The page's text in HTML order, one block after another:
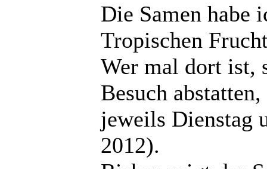
Die Samen habe
Tropischen
Wer mal dort ist,
Besuch
jeweils Dienstag
2012).